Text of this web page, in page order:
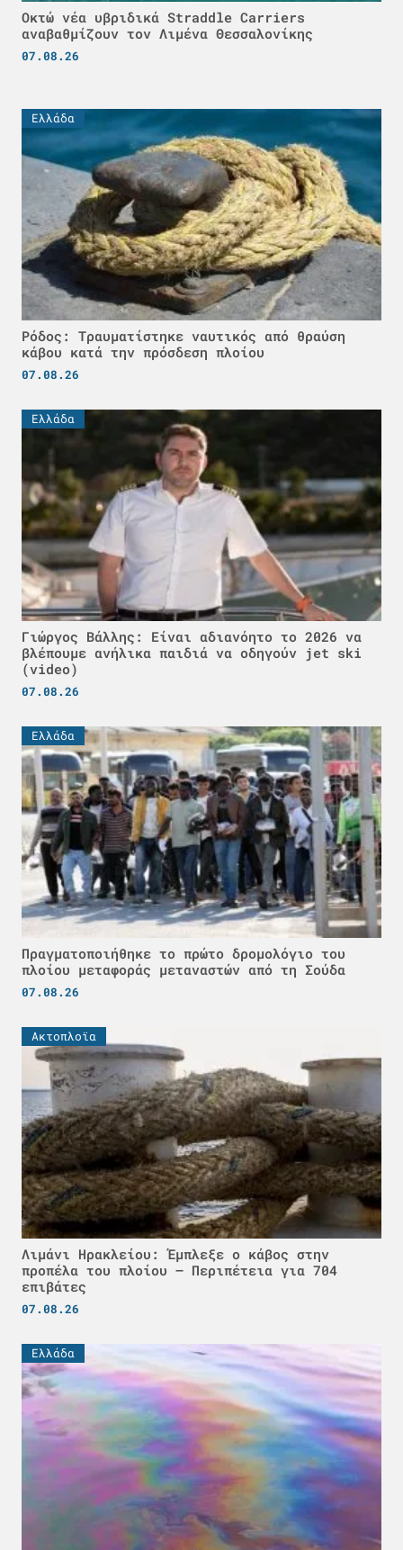
Οκτώ νέα υβριδικά Straddle Carriers
αναβαθμίζουν τον Λιμένα Θεσσαλονίκης
07.08.26
Ελλάδα
Ρόδος: Τραυματίστηκε ναυτικός από θραύση
κάβου κατά την πρόσδεση πλοίου
07.08.26
Ελλάδα
Γιώργος Βάλλης: Είναι αδιανόητο το 2026 να
βλέπουμε ανήλικα παιδιά να οδηγούν jet ski
(video)
07.08.26
Ελλάδα
Πραγματοποιήθηκε το πρώτο δρομολόγιο του
πλοίου μεταφοράς μεταναστών από τη Σούδα
07.08.26
Ακτοπλοϊα
Λιμάνι Ηρακλείου: Έμπλεξε ο κάβος στην
προπέλα του πλοίου – Περιπέτεια για 704
επιβάτες
07.08.26
Ελλάδα